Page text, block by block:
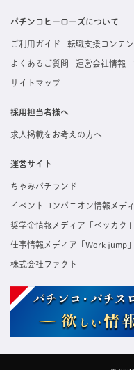
掲載している求人は、すべて契約法
た内容はすぐに直接事業所に届くため
パチンコヒーローズについて
ご利用ガイド 転職支援コンテ
よくあるご質問 運営会社情報
サイトマップ
採用担当者様へ
求人掲載をお考えの方へ
運営サイト
ちゃみパチランド
イベントコンパニオン情報メデ
奨学金情報メディア「ベッカク」
仕事情報メディア「Work jump」
株式会社ファクト